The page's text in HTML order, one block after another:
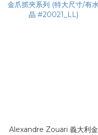
Alexandre Zouari 義大利金